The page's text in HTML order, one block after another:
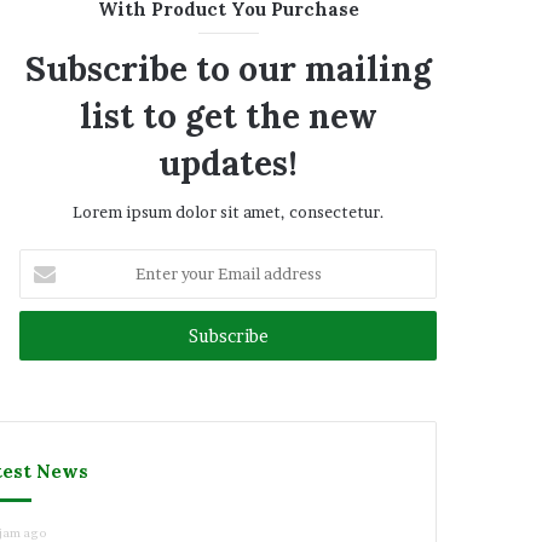
With Product You Purchase
Subscribe to our mailing
list to get the new
updates!
Lorem ipsum dolor sit amet, consectetur.
your
Email
News
ago